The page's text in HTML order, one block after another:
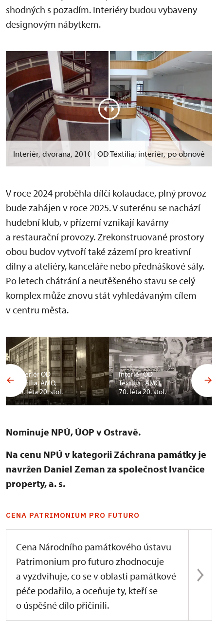
shodných s pozadím. Interiéry budou vybaveny
designovým nábytkem.
Interiér, dvorana, 2010 | © V. KrčmářOD Textilia, interiér, po obnově
V roce 2024 proběhla dílčí kolaudace, plný provoz
bude zahájen v roce 2025. V suterénu se nachází
hudební klub, v přízemí vznikají kavárny
a restaurační provozy. Zrekonstruované prostory
obou budov vytvoří také zázemí pro kreativní
dílny a ateliéry, kanceláře nebo přednáškové sály.
Po letech chátrání a neutěšeného stavu se celý
komplex může znovu stát vyhledávaným cílem
v centru města.
Exteriér OD
Textilia, AMO,
30. léta 20. stol.
Interiér OD
Textilia , AMO,
70. léta 20. stol.
Nominuje NPÚ, ÚOP v Ostravě.
Na cenu NPÚ v kategorii Záchrana památky je
navržen Daniel Zeman za společnost Ivančice
property, a. s.
CENA PATRIMONIUM PRO FUTURO
Cena Národního památkového ústavu
Patrimonium pro futuro zhodnocuje
a vyzdvihuje, co se v oblasti památkové
péče podařilo, a oceňuje ty, kteří se
o úspěšné dílo přičinili.